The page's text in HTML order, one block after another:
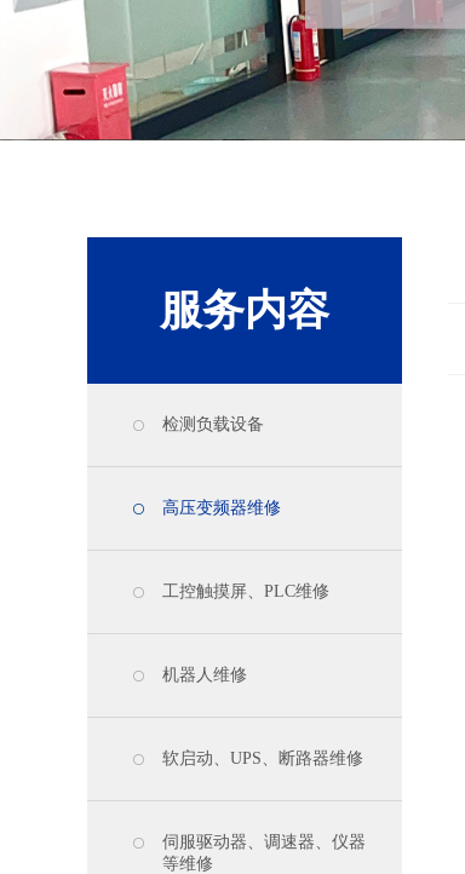
服务内容
检测负载设备
高压变频器维修
工控触摸屏、PLC维修
机器人维修
软启动、UPS、断路器维修
伺服驱动器、调速器、仪器
等维修